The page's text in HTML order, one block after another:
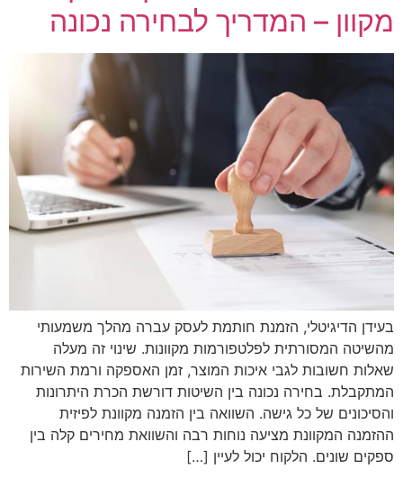
מקוון – המדריך לבחירה נכונה
בעידן הדיגיטלי, הזמנת חותמת לעסק עברה מהלך משמעותי
מהשיטה המסורתית לפלטפורמות מקוונות. שינוי זה מעלה
שאלות חשובות לגבי איכות המוצר, זמן האספקה ורמת השירות
המתקבלת. בחירה נכונה בין השיטות דורשת הכרת היתרונות
והסיכונים של כל גישה. השוואה בין הזמנה מקוונת לפיזית
ההזמנה המקוונת מציעה נוחות רבה והשוואת מחירים קלה בין
ספקים שונים. הלקוח יכול לעיין […]